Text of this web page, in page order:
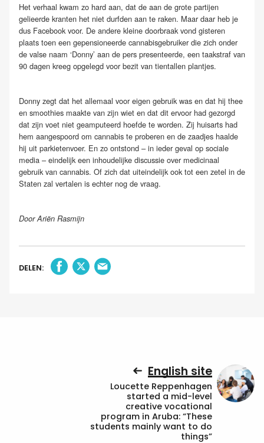
Het verhaal kwam zo hard aan, dat de aan de grote partijen
gelieerde kranten het niet durfden aan te raken. Maar daar heb je
dus Facebook voor. De andere kleine doorbraak vond gisteren
plaats toen een gepensioneerde cannabisgebruiker die zich onder
de valse naam ‘Donny’ aan de pers presenteerde, een taakstraf van
90 dagen kreeg opgelegd voor bezit van tientallen plantjes.
Donny zegt dat het allemaal voor eigen gebruik was en dat hij thee
en smoothies maakte van zijn wiet en dat dit ervoor had gezorgd
dat zijn voet niet geamputeerd hoefde te worden. Zij huisarts had
hem aangespoord om cannabis te proberen en de zaadjes haalde
hij uit parkietenvoer. En zo ontstond – in ieder geval op sociale
media – eindelijk een inhoudelijke discussie over medicinaal
gebruik van cannabis. Of zich dat uiteindelijk ook tot een zetel in de
Staten zal vertalen is echter nog de vraag.
Door Ariën Rasmijn
DELEN:
English site
Loucette Reppenhagen
started a mid-level
creative vocational
program in Aruba: “These
students mainly want to do
things”